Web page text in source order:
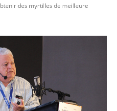
des myrtilles de meilleure